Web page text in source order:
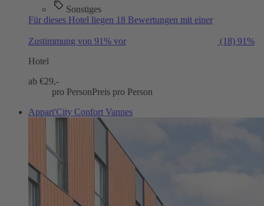
Sonstiges
Für dieses Hotel liegen 18 Bewertungen mit einer
Zustimmung von 91% vor (18) 91%
Hotel
ab €29,-
pro PersonPreis pro Person
Appart'City Confort Vannes